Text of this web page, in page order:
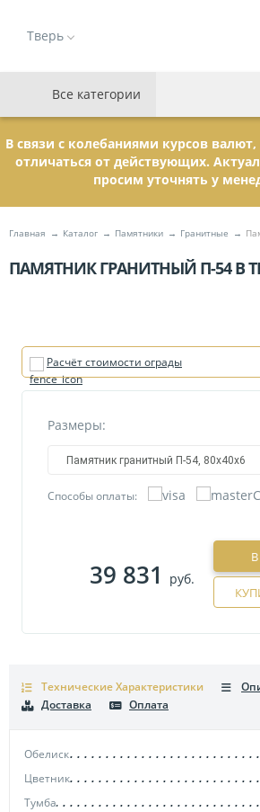
Тверь
Все категории
В связи с колебаниями курсов
отличаться от действующих.
просим уточнять у
Главная Каталог Памятники Гранитные
ПАМЯТНИК ГРАНИТНЫЙ П-54 В
Расчёт стоимости ограды
Размеры:
Памятник гранитный П-54, 80х40х6
Способы оплаты:
39 831 руб.
Технические Характеристики
Обелиск
Цветник
Тумба
Доставка
Оплата